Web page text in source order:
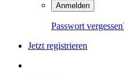
Anmelden
Passwort
Jetzt registrieren